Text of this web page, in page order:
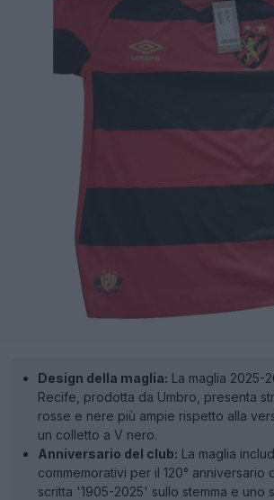
Design della maglia: La maglia 2025-
Recife, prodotta da Umbro, presenta
rosse e nere più ampie rispetto alla
un colletto a V nero.
Anniversario del club: La maglia
commemorativi per il 120° anniversario
scritta '1905-2025' sullo stemma e uno